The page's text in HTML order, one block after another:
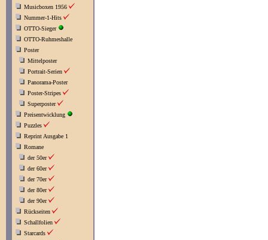
Musicboxen 1956
Nummer-1-Hits
OTTO-Sieger
OTTO-Ruhmeshalle
Poster
Mittelposter
Portrait-Serien
Panorama-Poster
Poster-Stripes
Superposter
Preisentwicklung
Puzzles
Reprint Ausgabe 1
Romane
der 50er
der 60er
der 70er
der 80er
der 90er
Rückseiten
Schallfolien
Starcards